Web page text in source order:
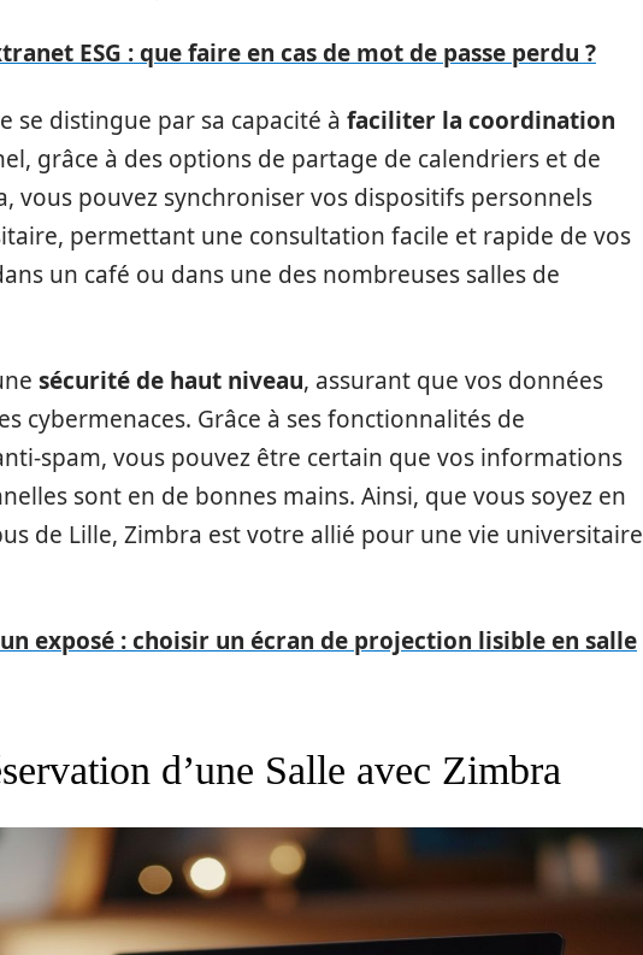
ESG : que faire en cas de mot de passe perdu ?
se distingue par sa capacité à faciliter la coordination
grâce à des options de partage de calendriers et de
vous pouvez synchroniser vos dispositifs personnels
permettant une consultation facile et rapide de vos
un café ou dans une des nombreuses salles de
sécurité de haut niveau, assurant que vos données
cybermenaces. Grâce à ses fonctionnalités de
spam, vous pouvez être certain que vos informations
sont en de bonnes mains. Ainsi, que vous soyez en
de Lille, Zimbra est votre allié pour une vie universitaire
exposé : choisir un écran de projection lisible en salle
d’une Salle avec Zimbra